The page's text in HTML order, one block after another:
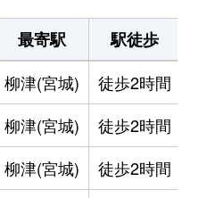
最寄駅 駅徒歩
柳津(宮城) 徒歩2時間
柳津(宮城) 徒歩2時間
柳津(宮城) 徒歩2時間